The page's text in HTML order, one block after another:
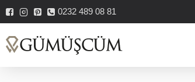
0232 489 08 81